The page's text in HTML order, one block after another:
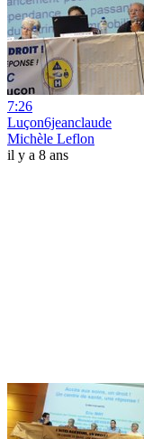
7:26
Luçon6jeanclaude
Michèle Leflon
il y a 8 ans